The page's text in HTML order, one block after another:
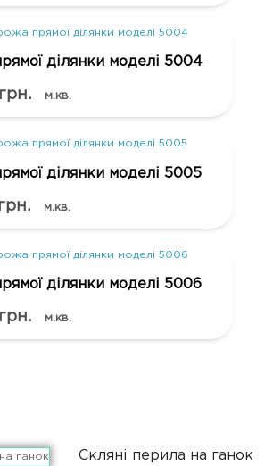
ділянки моделі 5004
м.кв.
ділянки моделі 5005
м.кв.
ділянки моделі 5006
м.кв.
Скляні перила на ганок